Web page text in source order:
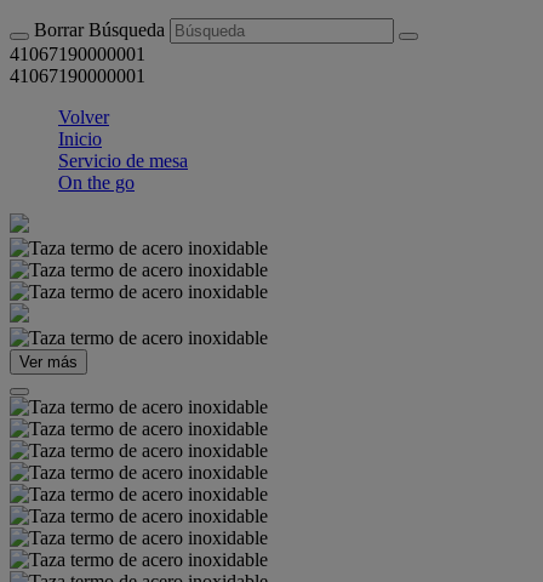
Borrar Búsqueda
41067190000001
41067190000001
Volver
Inicio
Servicio de mesa
On the go
Ver más